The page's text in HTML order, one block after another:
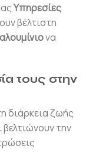
Υπηρεσίες
βέλτιστη
αλουμίνιονα
τους στην
διάρκεια ζωής
την